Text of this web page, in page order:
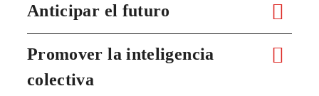
Anticipar el futuro
Promover la inteligencia
colectiva